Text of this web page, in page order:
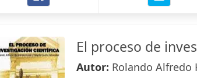
El proceso de
Autor: Rolando Alfredo